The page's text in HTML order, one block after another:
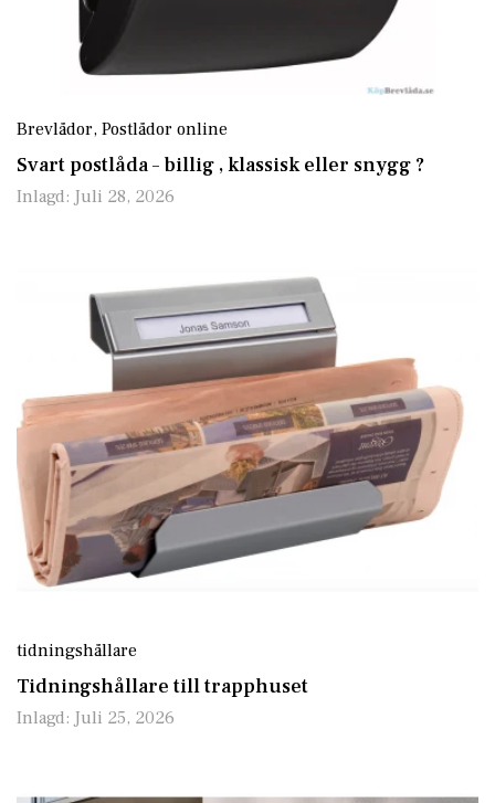
Brevlådor, Postlådor online
Svart postlåda – billig , klassisk eller snygg ?
Inlagd: Juli 28, 2026
tidningshållare
Tidningshållare till trapphuset
Inlagd: Juli 25, 2026